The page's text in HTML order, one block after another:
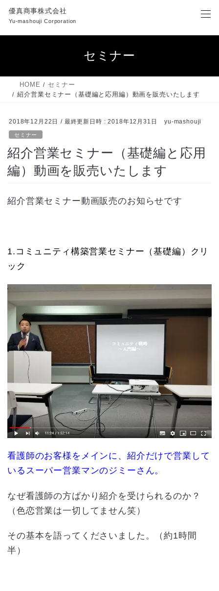
ン
キ
ー
に
優真商事株式会社
Yu-mashouji Corporation
セミナー
HOME
セミナー
紹介営業セミナー（基礎編と応用編）動画を販売いたします
2018年12月22日 / 最終更新日時 :2018年12月31日 yu-mashouji
セミナー
紹介営業セミナー（基礎編と応用
編）動画を販売いたします
紹介営業セミナー動画販売のお知らせです
1.コミュニティ構築営業セミナー（基礎編）クリ
ック
看護師のお客様をメインに、紹介だけで営業して
いるスーパー営業マンのジミーさん。
なぜ看護師の方ばかり紹介を受けられるのか？
（色恋営業は一切してません笑）
その基本を語ってくださいました。（約1時間
半）